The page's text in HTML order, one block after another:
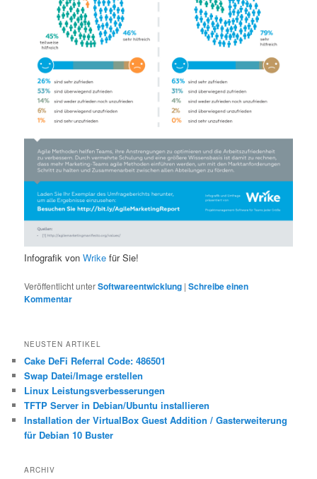
Infografik vonWrike für Sie!
Veröffentlicht unterSoftwareentwicklung |Schreibe einen
Kommentar
NEUSTEN ARTIKEL
Cake DeFi Referral Code: 486501
Swap Datei/Image erstellen
Linux Leistungsverbesserungen
TFTP Server in Debian/Ubuntu installieren
Installation der VirtualBox Guest Addition / Gasterweiterung
für Debian 10 Buster
ARCHIV